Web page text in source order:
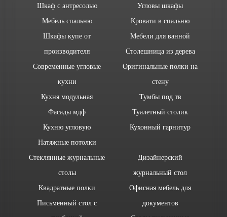
Шкаф с антресолью
Мебель спальню
Шкафы купе от
производителя
Современные угловые
кухни
Кухня модульная
Фасады мдф
Кухню угловую
Натяжные потолки
Угловы шкафы
Кровати в спальню
Мебели для ванной
Столешница из дерева
Оригинальные полки на
стену
Тумбы под тв
Туалетный столик
Кухонный гарнитур
Стеклянные журнальные
столы
Квадратные полки
Письменный стол с
Дизайнерский
журнальный стол
Офисная мебель для
документов